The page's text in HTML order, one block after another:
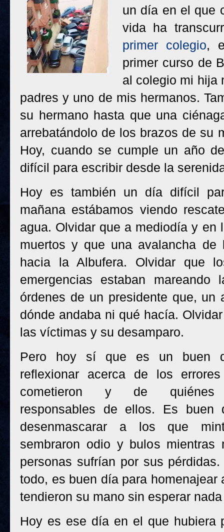
un día en el que
vida ha
primer colegio,
primer curso de
al colegio mi hija
padres y uno de mis hermanos.
su hermano hasta que una
arrebatándolo de los brazos de su
Hoy, cuando se cumple un año
difícil para escribir desde la
Hoy es también un día difícil
mañana estábamos viendo
agua. Olvidar que a mediodía y en
muertos y que una avalancha de
hacia la Albufera. Olvidar que
emergencias estaban
órdenes de un presidente que, un
dónde andaba ni qué hacía.
las víctimas y su desamparo.
Pero hoy sí que es un buen
reflexionar acerca de los
cometieron y de quiénes
responsables de ellos. Es buen
desenmascarar a los que
sembraron odio y bulos mientras
personas sufrían por sus pérdidas.
todo, es buen día para
tendieron su mano sin esperar
Hoy es ese día en el que hubiera